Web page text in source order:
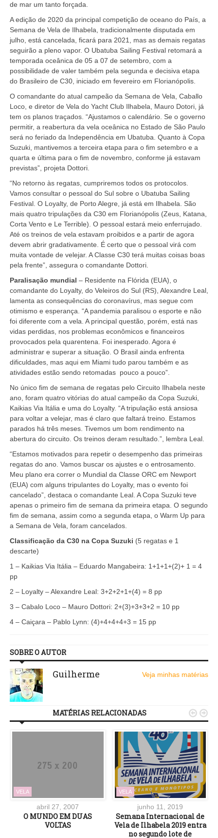
de mar um tanto forçada.
A edição de 2020 da principal competição de oceano do País, a
Semana de Vela de Ilhabela, tradicionalmente disputada em
julho, está cancelada, ficará para 2021, mas as demais regatas
seguirão a pleno vapor. O Ubatuba Sailing Festival retomará a
temporada oceânica de 05 a 07 de setembro, com a
possibilidade de valer também pela segunda e decisiva etapa
do Brasileiro de C30, iniciado em fevereiro em Florianópolis.
O comandante do atual campeão da Semana de Vela, Caballo
Loco, e diretor de Vela do Yacht Club Ilhabela, Mauro Dotori, já
tem os planos traçados. “Ajustamos o calendário. Se o governo
permitir, a reabertura da vela oceânica no Estado de São Paulo
será no feriado da Independência em Ubatuba. Quanto à Copa
Suzuki, mantivemos a terceira etapa para o fim setembro e a
quarta e última para o fim de novembro, conforme já estavam
previstas”, projeta Dottori.
“No retorno às regatas, cumpriremos todos os protocolos.
Vamos consultar o pessoal do Sul sobre o Ubatuba Sailing
Festival. O Loyalty, de Porto Alegre, já está em Ilhabela. São
mais quatro tripulações da C30 em Florianópolis (Zeus, Katana,
Corta Vento e Le Terrible). O pessoal estará meio enferrujado.
Até os treinos de vela estavam proibidos e a partir de agora
devem abrir gradativamente. É certo que o pessoal virá com
muita vontade de velejar. A Classe C30 terá muitas coisas boas
pela frente”, assegura o comandante Dottori.
Paralisação mundial – Residente na Flórida (EUA), o
comandante do Loyalty, do Veleiros do Sul (RS), Alexandre Leal,
lamenta as consequências do coronavírus, mas segue com
otimismo e esperança. “A pandemia paralisou o esporte e não
foi diferente com a vela. A principal questão, porém, está nas
vidas perdidas, nos problemas econômicos e financeiros
provocados pela quarentena. Foi inesperado. Agora é
administrar e superar a situação. O Brasil ainda enfrenta
dificuldades, mas aqui em Miami tudo parou também e as
atividades estão sendo retomadas pouco a pouco”.
No único fim de semana de regatas pelo Circuito Ilhabela neste
ano, foram quatro vitórias do atual campeão da Copa Suzuki,
Kaikias Via Itália e uma do Loyalty. “A tripulação está ansiosa
para voltar a velejar, mas é claro que faltará treino. Estamos
parados há três meses. Tivemos um bom rendimento na
abertura do circuito. Os treinos deram resultado.”, lembra Leal.
“Estamos motivados para repetir o desempenho das primeiras
regatas do ano. Vamos buscar os ajustes e o entrosamento.
Meu plano era correr o Mundial da Classe ORC em Newport
(EUA) com alguns tripulantes do Loyalty, mas o evento foi
cancelado”, destaca o comandante Leal. A Copa Suzuki teve
apenas o primeiro fim de semana da primeira etapa. O segundo
fim de semana, assim como a segunda etapa, o Warm Up para
a Semana de Vela, foram cancelados.
Classificação da C30 na Copa Suzuki (5 regatas e 1
descarte)
1 – Kaikias Via Itália – Eduardo Mangabeira: 1+1+1+(2)+ 1 = 4
pp
2 – Loyalty – Alexandre Leal: 3+2+2+1+(4) = 8 pp
3 – Cabalo Loco – Mauro Dottori: 2+(3)+3+3+2 = 10 pp
4 – Caiçara – Pablo Lynn: (4)+4+4+4+3 = 15 pp
SOBRE O AUTOR
Guilherme Veja minhas matérias
MATÉRIAS RELACIONADAS
VELA
abril 27, 2007
O MUNDO EM DUAS
VOLTAS
VELA
junho 11, 2019
Semana Internacional de
Vela de Ilhabela 2019 entra
no segundo lote de
 